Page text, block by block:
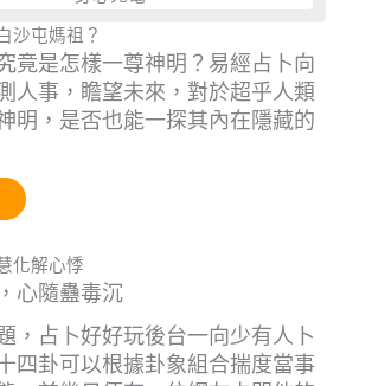
沙屯媽祖？
竟是怎樣一尊神明？易經占卜向
人事，瞻望未來，對於超乎人類
明，是否也能一探其內在隱藏的
化解心悸
心隨蠱毒沉
，占卜好好玩後台一向少有人卜
四卦可以根據卦象組合揣度當事